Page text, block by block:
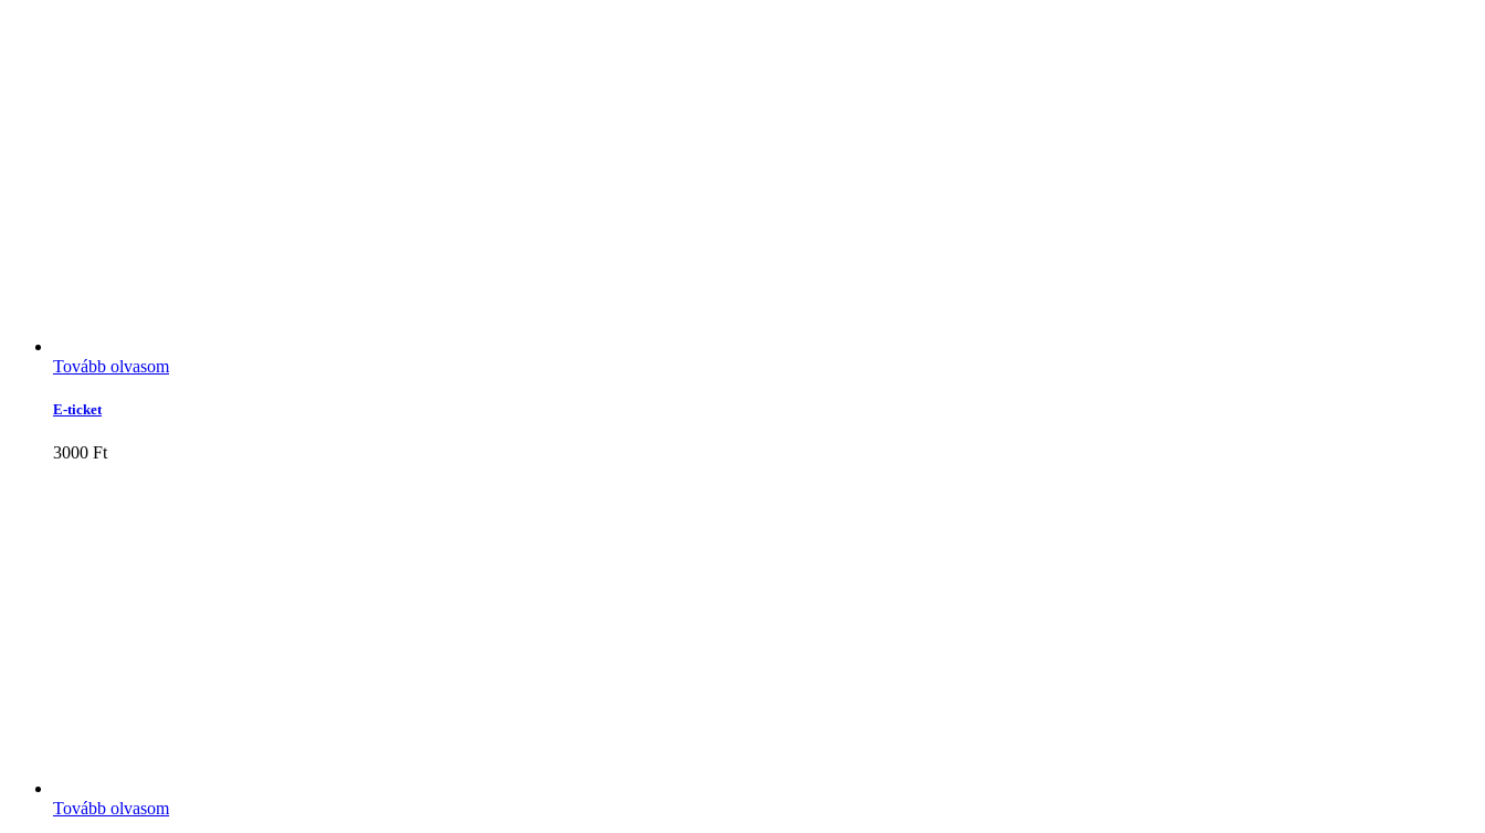
Tovább olvasom
E-ticket
3000 Ft
Tovább olvasom